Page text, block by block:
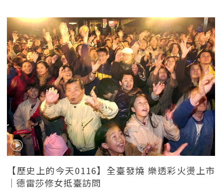
【歷史上的今天0116】全臺發燒 樂透彩火燙上市
｜德雷莎修女抵臺訪問